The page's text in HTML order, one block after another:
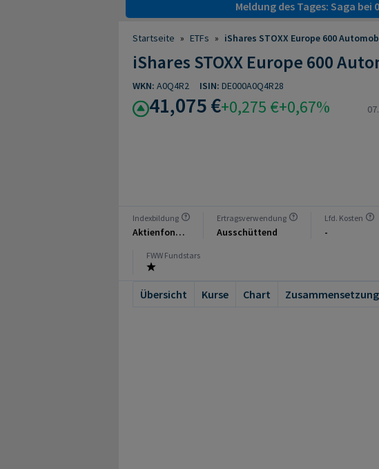
Meldung des Tages: Saga
Startseite » ETFs » iShares STOXX Europe 600
iShares STOXX Europe 600
WKN: A0Q4R2 ISIN: DE000A0Q4R28
41,075 €+0,275 €+0,67%
Indexbildung
Aktienfonds Industrie
Ertragsverwendung
Ausschüttend
Lfd. Kosten
-
FWW Fundstars
Übersicht Kurse Chart Zusammensetzung